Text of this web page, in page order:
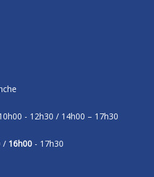
- 12h30 / 14h00 – 17h30
/ 16h00 - 17h30